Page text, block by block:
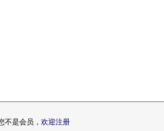
不是会员， 欢迎注册